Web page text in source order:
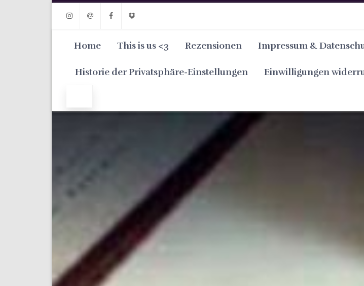
InstagramEmail FacebookDropbox
Home This is us <3 Rezensionen Impressum &
Historie der Privatsphäre-Einstellungen Einwilligungen